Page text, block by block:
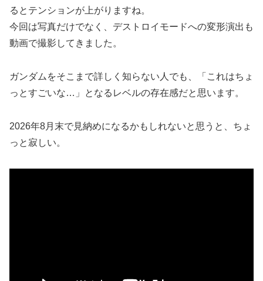
るとテンションが上がりますね。
今回は写真だけでなく、デストロイモードへの変形演出も
動画で撮影してきました。
ガンダムをそこまで詳しく知らない人でも、「これはちょ
っとすごいな…」となるレベルの存在感だと思います。
2026年8月末で見納めになるかもしれないと思うと、ちょ
っと寂しい。